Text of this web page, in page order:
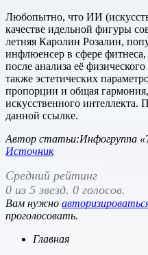
Любопытно, что ИИ
качестве идельной фигуры
летняя Каролин Розалин,
инфлюенсер в сфере
после анализа её
также эстетических
пропорции и общая
искусственного интеллекта.
данной ссылке.
Автор статьи:Инфогруппа
Источник
Средний рейтинг
0 из 5 звезд. 0 голосов.
Вам нужно
проголосовать.
Главная